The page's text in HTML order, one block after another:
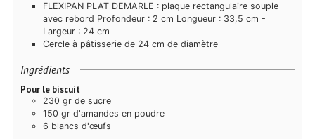
FLEXIPAN PLAT DEMARLE : plaque rectangulaire souple
avec rebord Profondeur : 2 cm Longueur : 33,5 cm -
Largeur : 24 cm
Cercle à pâtisserie de 24 cm de diamètre
Ingrédients
Pour le biscuit
230 gr de sucre
150 gr d'amandes en poudre
6 blancs d'œufs